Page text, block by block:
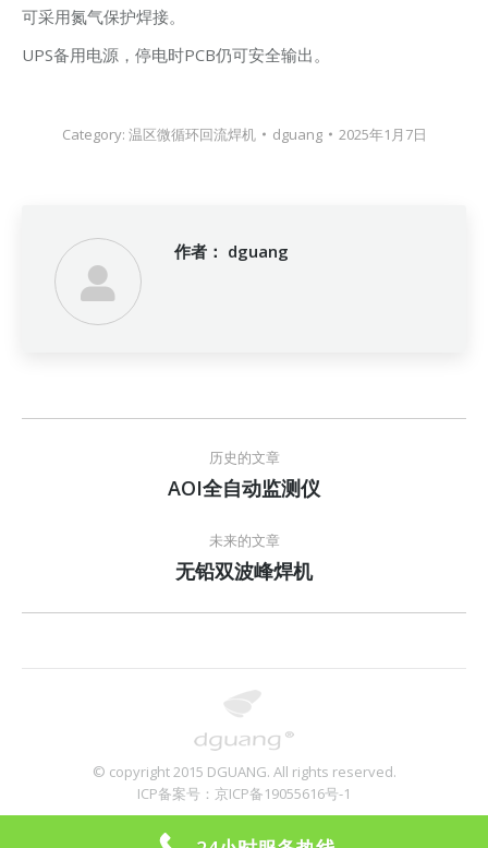
可采用氮气保护焊接。
UPS备用电源，停电时PCB仍可安全输出。
Category: 温区微循环回流焊机 dguang 2025年1月7日
作者： dguang
历史的文章
历
的
文
AOI全自动监测仪
未来的文章
未
无铅双波峰焊机
© copyright 2015 DGUANG. All rights reserved.
ICP备案号：京ICP备19055616号-1